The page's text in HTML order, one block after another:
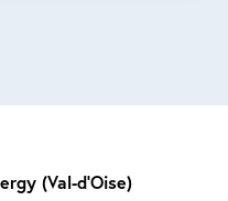
(Val-d'Oise)